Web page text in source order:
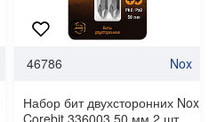
46786 Nox
Набор бит двухсторонних Nox